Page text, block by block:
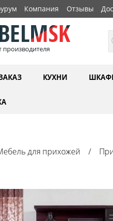
Компания Отзывы
производителя
КУХНИ
для прихожей